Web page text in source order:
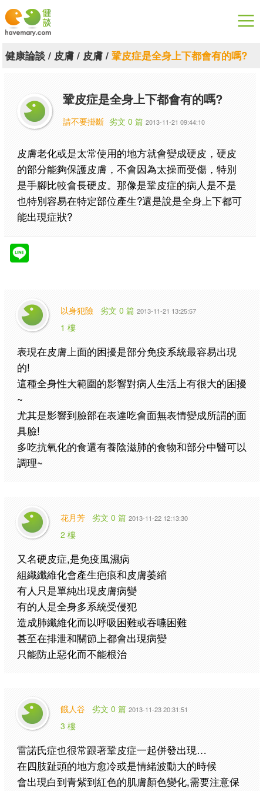
漫漫健康
關於健談
聯絡我們
下載專區
健康論談/ 皮膚/ 皮膚/ 鞏皮症是全身上下都會有的嗎?
鞏皮症是全身上下都會有的嗎?
請不要掛斷 劣文 0 篇 2013-11-21 09:44:10
皮膚老化或是太常使用的地方就會變成硬皮，硬皮
的部分能夠保護皮膚， 不會因為太操而受傷，特別
是手腳比較會長硬皮。那像是鞏皮症的病人是不是
也特別容易在特定部位產生?還是說是全身上下都可
能出現症狀?
以身犯險 劣文 0 篇 2013-11-21 13:25:57
1 樓
表現在皮膚上面的困擾是部分免疫系統最容易出現
的!
這種全身性大範圍的影響對病人生活上有很大的困擾
~
尤其是影響到臉部在表達吃會面無表情變成所謂的面
具臉!
多吃抗氧化的食還有養陰滋肺的食物和部分中醫可以
調理~
花月芳 劣文 0 篇 2013-11-22 12:13:30
2 樓
又名硬皮症,是免疫風濕病
組織纖維化會產生疤痕和皮膚萎縮
有人只是單純出現皮膚病變
有的人是全身多系統受侵犯
造成肺纖維化而以呼吸困難或吞嚥困難
甚至在排泄和關節上都會出現病變
只能防止惡化而不能根治
餓人谷 劣文 0 篇 2013-11-23 20:31:51
3 樓
雷諾氏症也很常跟著鞏皮症一起併發出現…
在四肢趾頭的地方愈冷或是情緒波動大的時候
會出現白到青紫到紅色的肌膚顏色變化,需要注意保